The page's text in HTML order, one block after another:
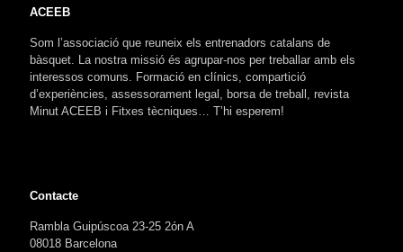
ACEEB
Som l’associació que reuneix els entrenadors catalans de
bàsquet. La nostra missió és agrupar-nos per treballar amb els
interessos comuns. Formació en clínics, compartició
d’experiències, assessorament legal, borsa de treball, revista
Minut ACEEB i Fitxes tècniques… T’hi esperem!
Contacte
Rambla Guipúscoa 23-25 2ón A
08018 Barcelona